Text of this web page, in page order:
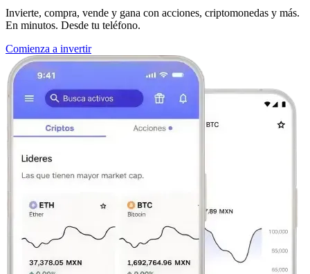
Invierte, compra, vende y gana con acciones, criptomonedas y más.
En minutos. Desde tu teléfono.
Comienza a invertir